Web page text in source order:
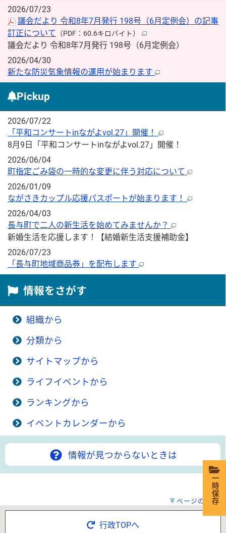
2026/07/23
議会だより 令和8年7月発行 198号（6月定例会）の記事
訂正について （PDF：60.6キロバイト）
議会だより 令和8年7月発行 198号（6月定例会）
2026/04/30
新たな防災気象情報の運用が始まります
Pickup
2026/07/22
「平和コンサートinながよvol.27」開催！
8月9日「平和コンサートinながよvol.27」開催！
2026/06/04
町指定ごみ袋の一時的な変更に伴う対応について
2026/01/09
ながさきカップル応援パスポートが始まります！
2026/04/03
長与町で二人の新生活を始めてみませんか？
新婚生活を応援します！【結婚新生活支援補助金】
2026/07/23
「長与町地域商品券」を配布します
情報をさがす
組織から
分類から
サイトマップから
ライフイベントから
ランキングから
イベントカレンダーから
情報が見つからないときは
ページの先頭へ
行政TOPへ
一時保存